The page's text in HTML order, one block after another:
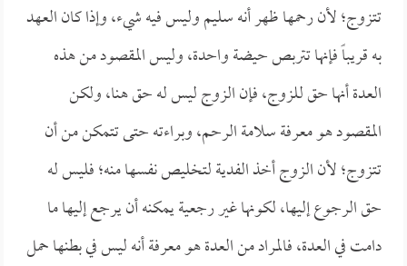
تتزوج؛ لأن رحمها ظهر أنه سليم وليس فيه شيء، وإذا كان العهد
به قريباً فإنها تتربص حيضة واحدة، وليس المقصود من هذه
العدة أنها حق للزوج، فإن الزوج ليس له حق هنا، ولكن
المقصود هو معرفة سلامة الرحم، وبراءته حتى تتمكن من أن
تتزوج؛ لأن الزوج أخذ الفدية لتخليص نفسها منه؛ فليس له
حق الرجوع إليها، لكونها غير رجعية يمكنه أن يرجع إليها ما
دامت في العدة، فالمراد من العدة هو معرفة أنه ليس في بطنها حمل